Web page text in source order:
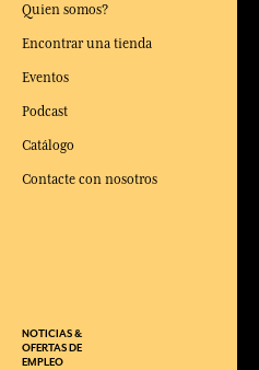
Quien somos?
Encontrar una tienda
Eventos
Podcast
Catálogo
Contacte con nosotros
NOTICIAS &
OFERTAS DE
EMPLEO